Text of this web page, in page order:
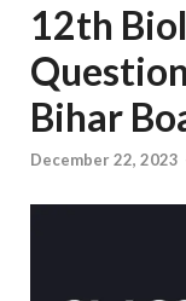
12th
Bihar
December 22, 2023